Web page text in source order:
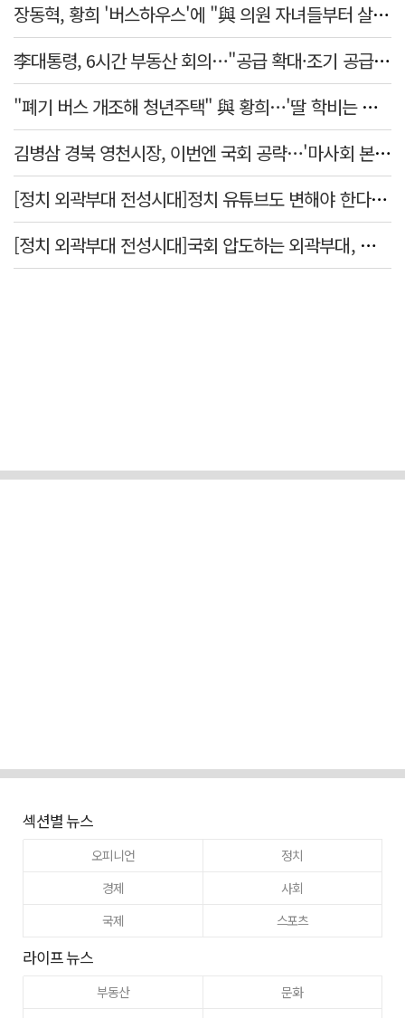
장동혁, 황희 '버스하우스'에 "與 의원 자녀들부터 살아보면 어떨까?"
李대통령, 6시간 부동산 회의…"공급 확대·조기 공급 과감히 실천"
"폐기 버스 개조해 청년주택" 與 황희…'딸 학비는 年 4200만원'
김병삼 경북 영천시장, 이번엔 국회 공략…'마사회 본사 이전·광역교통망 확충' 요청
[정치 외곽부대 전성시대]정치 유튜브도 변해야 한다 "화합과 존중"
[정치 외곽부대 전성시대]국회 압도하는 외곽부대, 목소리 왜 커지나?
섹션별 뉴스
오피니언
정치
경제
사회
국제
스포츠
라이프 뉴스
부동산
문화